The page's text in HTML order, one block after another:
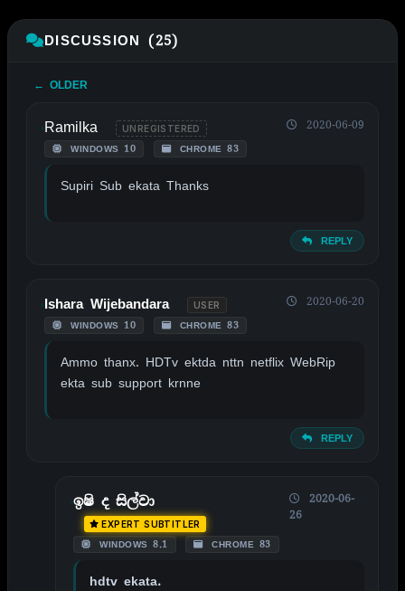
DISCUSSION (25)
← OLDER
Ramilka UNREGISTERED
WINDOWS 10 CHROME 83
2020-06-09
Supiri Sub ekata Thanks
REPLY
Ishara Wijebandara USER
WINDOWS 10 CHROME 83
2020-06-20
Ammo thanx. HDTv ektda nttn netflix WebRip
ekta sub support krnne
REPLY
ඉෂි ද සිල්වා
EXPERT SUBTITLER
WINDOWS 8.1 CHROME 83
2020-06-
26
hdtv ekata.